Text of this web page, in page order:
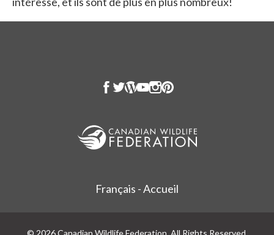
Français - Accueil
© 2026 Canadian Wildlife Federation. All Rights Reserved.